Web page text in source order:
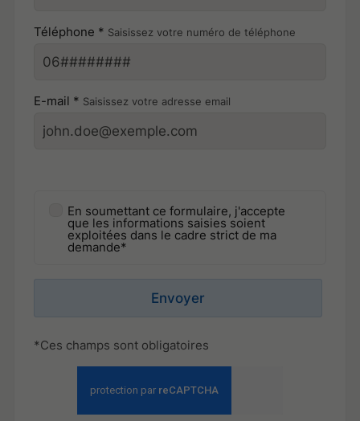
Téléphone * Saisissez votre numéro de téléphone
E-mail * Saisissez votre adresse email
En soumettant ce formulaire, j'accepte
que les informations saisies soient
exploitées dans le cadre strict de ma
demande*
Envoyer
*Ces champs sont obligatoires